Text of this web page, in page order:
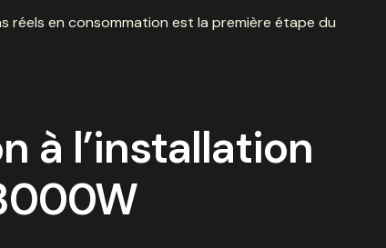
réels en consommation est la première étape du
à l’installation